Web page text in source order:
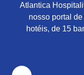
Atlantica
nosso portal
hotéis, de 15